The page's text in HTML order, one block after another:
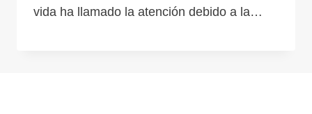
vida ha llamado la atención debido a la…